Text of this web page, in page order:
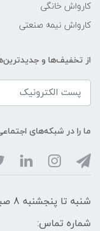
کارواش خانگی
کارواش نیمه صنعتی
از تخفیف‌ها و
ما را در شبکه‌های
شنبه تا پنجشنبه 8 صبح الی 8 شب پاسخگو هستیم
شماره تماس: